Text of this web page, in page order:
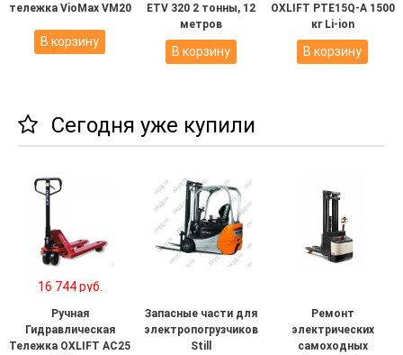
тележка VioMax VM20
В корзину
ETV 320 2 тонны, 12
метров
В корзину
OXLIFT PTE15Q-A 1500
кг Li-ion
В корзину
Сегодня уже купили
16 744 руб.
Ручная
Гидравлическая
Тележка OXLIFT AC25
Запасные части для
электропогрузчиков
Still
Ремонт
электрических
самоходных